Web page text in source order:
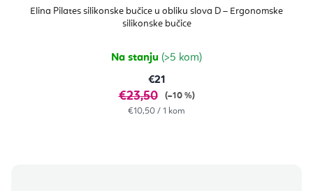
Elina Pilates silikonske bučice u obliku slova D – Ergonomske
silikonske bučice
Na stanju (>5 kom)
€21
€23,50
(–10 %)
Izračunaj
€10,50 / 1 kom